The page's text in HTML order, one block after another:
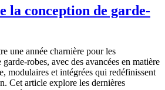
la conception de garde-
une année charnière pour les
robes, avec des avancées en matière
modulaires et intégrées qui redéfinissent
Cet article explore les dernières